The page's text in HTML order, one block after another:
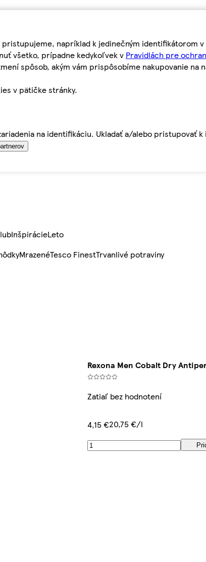
napríklad k jedinečným identifikátorom
všetko, prípadne kedykoľvek v Pravidlách pre
spôsob, akým vám prispôsobíme nakupovanie na
v pätičke stránky.
na identifikáciu. Ukladať a/alebo pristupovať
InšpirácieLeto
MrazenéTesco FinestTrvanlivé potraviny
Rexona Men Cobalt Dry
Zatiaľ bez hodnotení
4,15 €20,75 €/l